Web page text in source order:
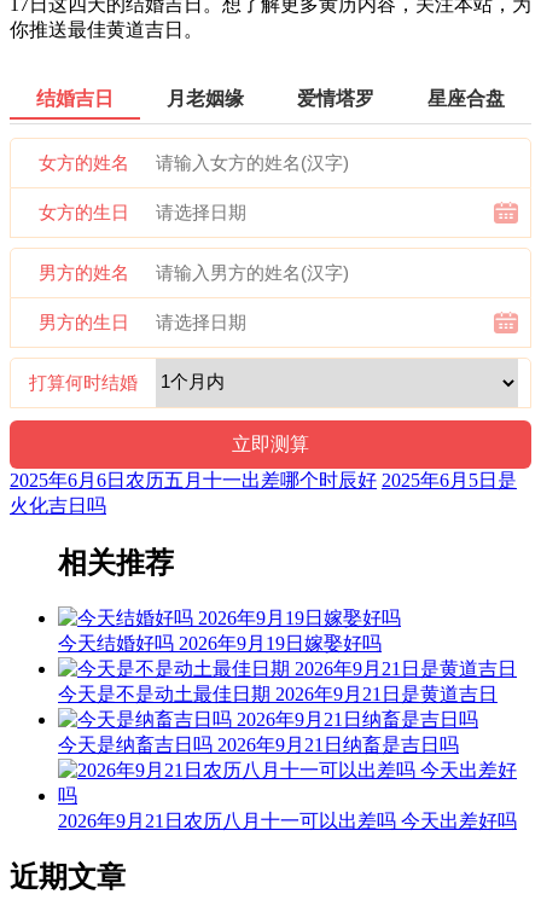
你推送最佳黄道吉日。
结婚吉日 月老姻缘 爱情塔罗 星座合盘
女方的姓名
女方的生日
男方的姓名
男方的生日
打算何时结婚
2025年6月6日农历五月十一出差哪个时辰好 2025年6月5日是
火化吉日吗
相关推荐
今天结婚好吗 2026年9月19日嫁娶好吗
今天是不是动土最佳日期 2026年9月21日是黄道吉日
今天是纳畜吉日吗 2026年9月21日纳畜是吉日吗
2026年9月21日农历八月十一可以出差吗 今天出差好吗
近期文章